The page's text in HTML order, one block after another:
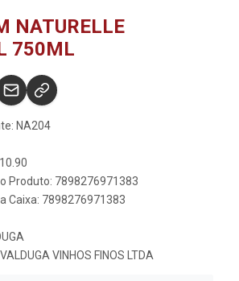
NATURELLE
750ML
NA204
Produto: 7898276971383
Caixa: 7898276971383
VINHOS FINOS LTDA